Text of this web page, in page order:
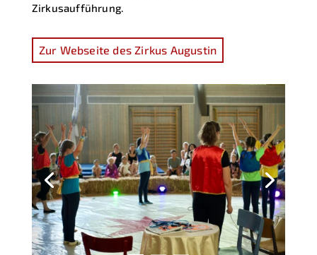
Zirkusaufführung.
Zur Webseite des Zirkus Augustin